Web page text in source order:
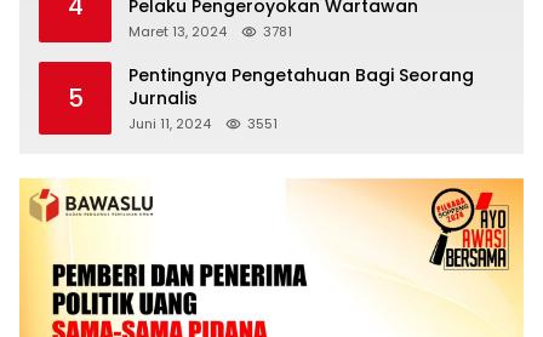
Pelaku Pengeroyokan Wartawan
Maret 13, 2024 3781
5
Pentingnya Pengetahuan Bagi Seorang
Jurnalis
Juni 11, 2024 3551